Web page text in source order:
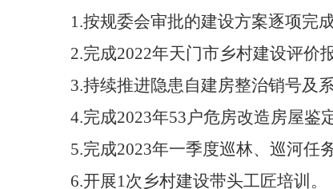
1.按规委会审批的建设方案逐项完
2.完成2022年天门市乡村建设评价报
3.持续推进隐患自建房整治销号及
4.完成2023年53户危房改造房屋鉴
5.完成2023年一季度巡林、巡河任务
6.开展1次乡村建设带头工匠培训。